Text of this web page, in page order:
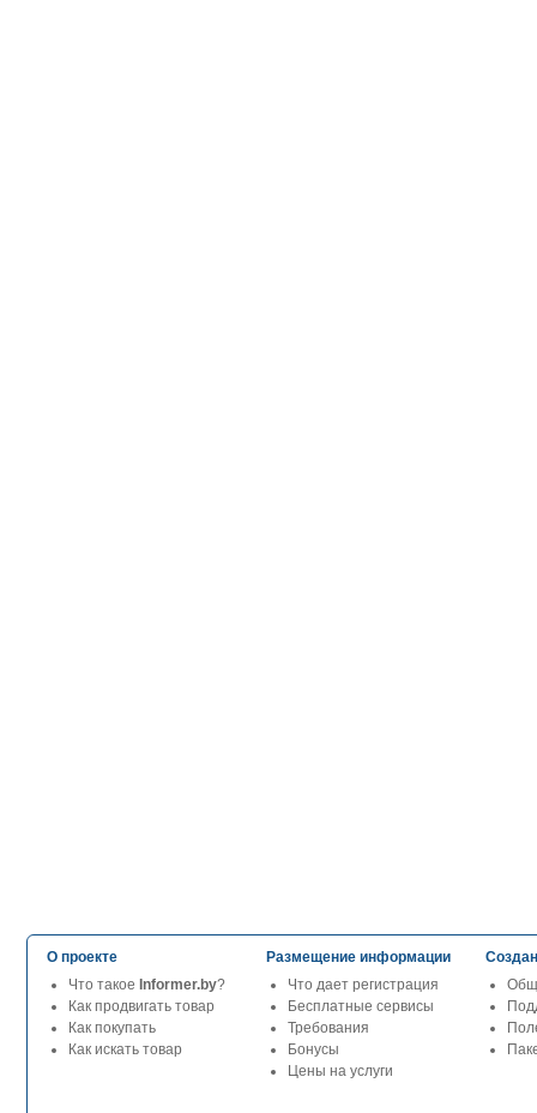
О проекте
Что такое Informer.by?
Как продвигать товар
Как покупать
Как искать товар
Размещение информации
Что дает регистрация
Бесплатные сервисы
Требования
Бонусы
Цены на услуги